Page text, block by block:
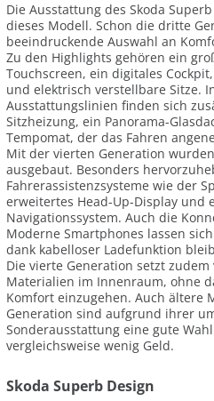
Die Ausstattung des Skoda
dieses Modell. Schon die dritte
beeindruckende Auswahl an
Zu den Highlights gehören ein
Touchscreen, ein digitales
und elektrisch verstellbare Sitze.
Ausstattungslinien finden sich
Sitzheizung, ein Panorama-
Tempomat, der das Fahren
Mit der vierten Generation
ausgebaut. Besonders
Fahrerassistenzsysteme wie der
erweitertes Head-Up-Display und
Navigationssystem. Auch die
Moderne Smartphones lassen
dank kabelloser Ladefunktion
Die vierte Generation setzt
Materialien im Innenraum, ohne
Komfort einzugehen. Auch ältere
Generation sind aufgrund ihrer
Sonderausstattung eine gute
vergleichsweise wenig Geld.
Skoda Superb Design